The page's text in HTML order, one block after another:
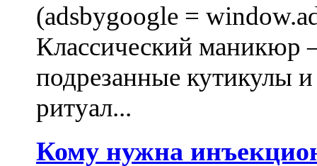
(adsbygoogle =
Классический маникюр
подрезанные кутикулы
ритуал...
Кому нужна